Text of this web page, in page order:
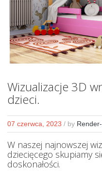
Wizualizacje 3D
dzieci.
07 czerwca, 2023 / by
W naszej najnowszej
dziecięcego skupiamy
doskonałości.